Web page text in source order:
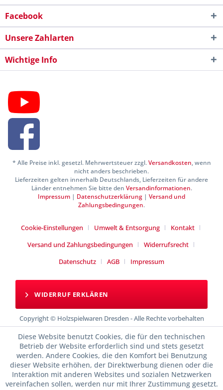
Facebook
Unsere Zahlarten
Wichtige Info
* Alle Preise inkl. gesetzl. Mehrwertsteuer zzgl.Versandkosten, wenn
nicht anders beschrieben.
Lieferzeiten gelten innerhalb Deutschlands, Lieferzeiten für andere
Länder entnehmen Sie bitte den Versandinformationen.
Impressum | Datenschutzerklärung | Versand und
Zahlungsbedingungen.
Cookie-Einstellungen Umwelt & Entsorgung
Kontakt
Versand und Zahlungsbedingungen
Widerrufsrecht
Datenschutz
AGB Impressum
WIDERRUF ERKLÄREN
Copyright © Holzspielwaren Dresden - Alle Rechte vorbehalten
Diese Website benutzt Cookies, die für den technischen
Betrieb der Website erforderlich sind und stets gesetzt
werden. Andere Cookies, die den Komfort bei Benutzung
dieser Website erhöhen, der Direktwerbung dienen oder die
Interaktion mit anderen Websites und sozialen Netzwerken
vereinfachen sollen, werden nur mit Ihrer Zustimmung gesetzt.